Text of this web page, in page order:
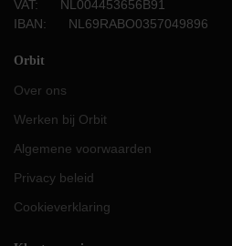
VAT: NL004453656B91
IBAN: NL69RABO0357049896
Orbit
Over ons
Werken bij Orbit
Algemene voorwaarden
Privacy beleid
Cookieverklaring